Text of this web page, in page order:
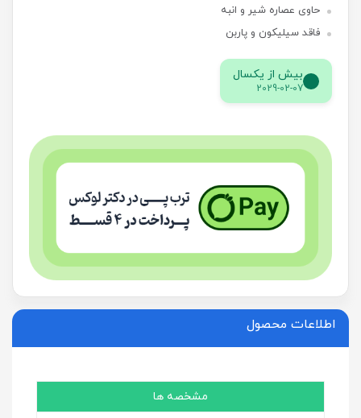
حاوی عصاره شیر و انبه
فاقد سیلیکون و پاربن
بیش از یکسال
2029-02-07
اطلاعات محصول
مشخصه ها